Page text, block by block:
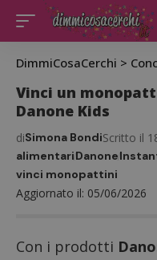
DimmiCosaCerchi >
Vinci un
Danone Kids
Aggiornato il: 05/06/2026
diSimona BondiScritto il
alimentariDanone
vinci monopattini
Con i prodotti